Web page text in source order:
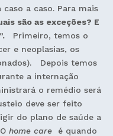
caso a caso. Para mais
são as exceções? E
Primeiro, temos o
e neoplasias, os
Depois temos
a internação
o remédio será
deve ser feito
do plano de saúde a
O home care
é quando